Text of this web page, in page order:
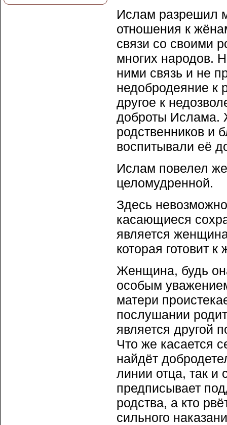
Ислам разрешил
отношения к
связи со своими
многих народов.
ними связь и не
недобродеяние к
другое к
доброты Ислама.
родственников и
воспитывали её
Ислам повелел
целомудренной.
Здесь
касающиеся
является
которая готовит
Женщина, будь
особым
матери
послушании
является другой
Что же касается
найдёт
линии отца, так и
предписывает
родства, а кто
сильного